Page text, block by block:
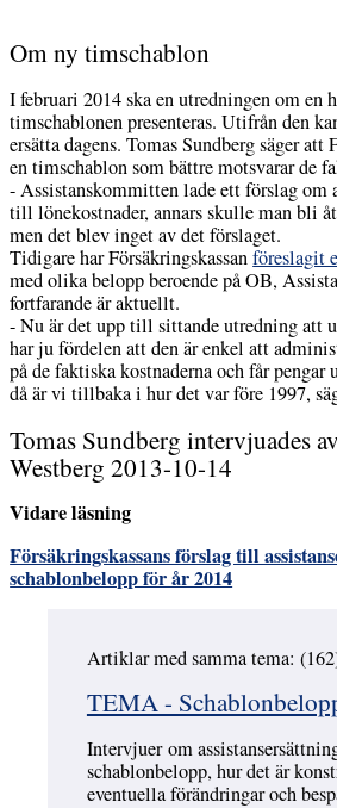
Om ny timschablon
I februari 2014 ska en utredningen om en
timschablonen presenteras. Utifrån den
ersätta dagens. Tomas Sundberg säger
en timschablon som bättre motsvarar de
- Assistanskommitten lade ett förslag om
till lönekostnader, annars skulle man bli
men det blev inget av det förslaget.
Tidigare har Försäkringskassanföreslagit
med olika belopp beroende på OB,
fortfarande är aktuellt.
- Nu är det upp till sittande utredning att
har ju fördelen att den är enkel att
på de faktiska kostnaderna och får
då är vi tillbaka i hur det var före 1997,
Tomas Sundberg intervjuades
Westberg 2013-10-14
Vidare läsning
Försäkringskassans förslag till
schablonbelopp för år 2014
Artiklar med samma tema:
TEMA -
Intervjuer om
schablonbelopp, hur det är
eventuella förändringar och